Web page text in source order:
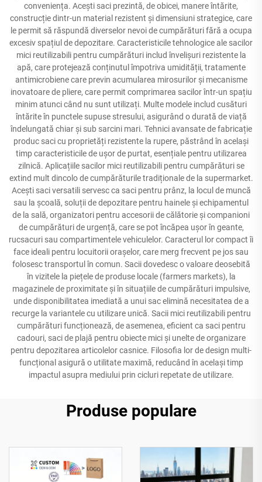
conveniența. Acești saci prezintă, de obicei, manere întărite,
construcție dintr-un material rezistent și dimensiuni strategice, care
le permit să răspundă diverselor nevoi de cumpărături fără a ocupa
excesiv spațiul de depozitare. Caracteristicile tehnologice ale sacilor
mici reutilizabili pentru cumpărături includ învelișuri rezistente la
apă, care protejează conținutul împotriva umidității, tratamente
antimicrobiene care previn acumularea mirosurilor și mecanisme
inovatoare de pliere, care permit comprimarea sacilor într-un spațiu
minim atunci când nu sunt utilizați. Multe modele includ cusături
întărite în punctele supuse stresului, asigurând o durată de viață
îndelungată chiar și sub sarcini mari. Tehnici avansate de fabricație
produc saci cu proprietăți rezistente la rupere, păstrând în același
timp caracteristicile de ușor de purtat, esențiale pentru utilizarea
zilnică. Aplicațiile sacilor mici reutilizabili pentru cumpărături se
extind mult dincolo de cumpărăturile tradiționale de la supermarket.
Acești saci versatili servesc ca saci pentru prânz, la locul de muncă
sau la școală, soluții de depozitare pentru hainele și echipamentul
de la sală, organizatori pentru accesorii de călătorie și companioni
de cumpărături de urgență, care se pot încăpea ușor în geante,
rucsacuri sau compartimentele vehiculelor. Caracterul lor compact îi
face ideali pentru locuitorii orașelor, care merg frecvent pe jos sau
folosesc transportul în comun. Sacii dovedesc o valoare deosebită
în vizitele la piețele de produse locale (farmers markets), la
magazinele de proximitate și în situațiile de cumpărături impulsive,
unde disponibilitatea imediată a unui sac elimină necesitatea de a
recurge la variantele cu utilizare unică. Sacii mici reutilizabili pentru
cumpărături funcționează, de asemenea, eficient ca saci pentru
cadouri, saci de plajă pentru obiecte mici și unelte de organizare
pentru depozitarea articolelor casnice. Filosofia lor de design multi-
funcțional asigură o utilitate maximă, reducând în același timp
impactul asupra mediului prin cicluri repetate de utilizare.
Produse populare